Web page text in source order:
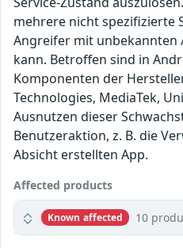
mehrere nicht spezifizierte
Angreifer mit unbekannten
kann. Betroffen sind in
Komponenten der
Technologies, MediaTek,
Ausnutzen dieser
Benutzeraktion, z. B. die
Absicht erstellten App.
Affected products
Known affected 10